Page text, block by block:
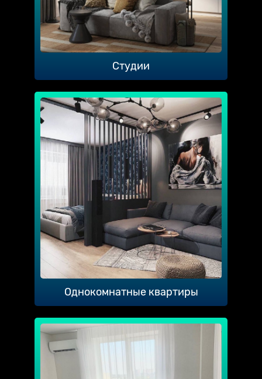
Студии
Однокомнатные квартиры